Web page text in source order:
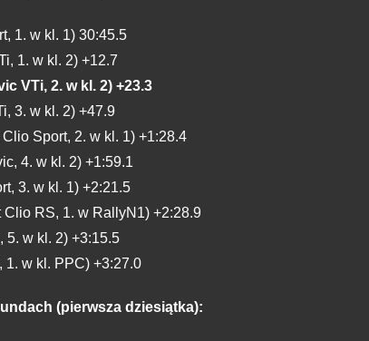
1. w kl. 1) 30:45.5
1. w kl. 2) +12.7
VTi, 2. w kl. 2) +23.3
3. w kl. 2) +47.9
Sport, 2. w kl. 1) +1:28.4
4. w kl. 2) +1:59.1
3. w kl. 1) +2:21.5
RS, 1. w RallyN1) +2:28.9
5. w kl. 2) +3:15.5
w kl. PPC) +3:27.0
(pierwsza dziesiątka):